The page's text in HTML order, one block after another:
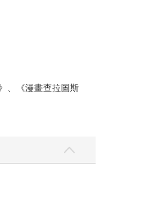
、《漫畫查拉圖斯